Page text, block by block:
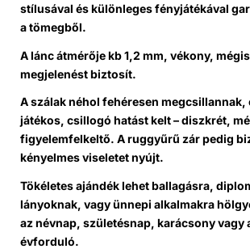
stílusával és különleges fényjátékával
a tömegből.
A lánc átmérője kb 1,2 mm, vékony,
megjelenést biztosít.
A szálak néhol fehéresen megcsillannak,
játékos, csillogó hatást kelt – diszkrét,
figyelemfelkeltő. A ruggyűrű zár pedig
kényelmes viseletet nyújt.
Tökéletes ajándék lehet ballagásra,
lányoknak, vagy ünnepi alkalmakra
az névnap, születésnap, karácsony vagy
évforduló.